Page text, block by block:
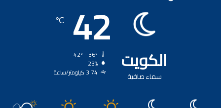
الكويت
سماء صافية
42
℃
23%
3.74 كيلومتر/ساعة